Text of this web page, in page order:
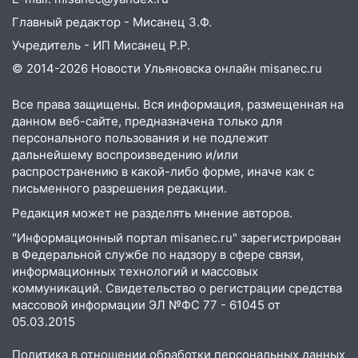
транспорту: в Ульяновске трамвай
сошёл с рельсов
13:22 Упавшие деревья перекрыли
13:17 Непогода в Ульяновске не
закончится сегодня: сильные ливни
сохранятся 9 августа
13:15 Трижды «брал в долг» без спроса:
житель Вешкаймского района похитил у
знакомого 191 тысячу рублей
13:14 Ураган оторвал светофор на
проспекте Филатова в Ульяновске
13:12 Дерево пробило крышу дома на
Новгородской в Ульяновске и рухнуло
на электрощит
Главный редактор - Мисанец З.Ф.
Учредитель - ИП Мисанец Р.Р.
© 2014-2026 Новости Ульяновска онлайн misanec.ru
Все права защищены. Вся информация, размещенная на
данном веб-сайте, предназначена только для
персонального пользования и не подлежит
дальнейшему воспроизведению и/или
распространению в какой-либо форме, иначе как с
письменного разрешения редакции.
Редакция может не разделять мнение авторов.
"Информационный портал misanec.ru" зарегистрирован
в Федеральной службе по надзору в сфере связи,
информационных технологий и массовых
коммуникаций. Свидетельство о регистрации средства
массовой информации ЭЛ №ФС 77 - 61045 от
05.03.2015
Политика в отношении обработки персональных данных